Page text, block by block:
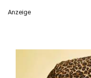
Anzeige